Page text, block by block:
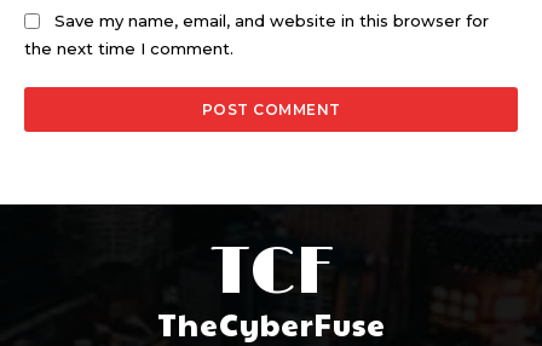
Save my name, email, and website in this browser for
the next time I comment.
TCF
TheCyberFuse